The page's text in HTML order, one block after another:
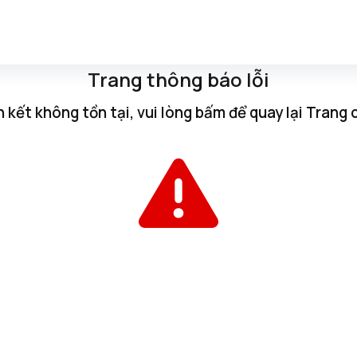
Trang thông báo lỗi
kết không tồn tại, vui lòng bấmđể quay lại Trang